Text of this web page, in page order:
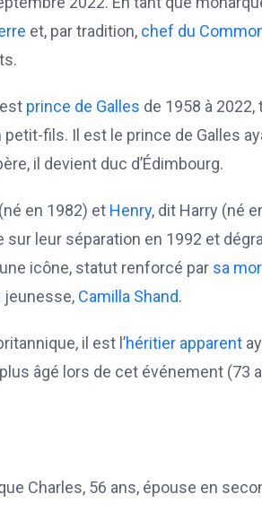
et, par tradition, chef du
prince de Galles de 1958 à 2022,
fils. Il est le prince de Galles
il devient duc d’Édimbourg.
(né en 1982) et Henry, dit Harry (né
leur séparation en 1992 et
icône, statut renforcé par sa
jeunesse, Camilla Shand.
il est l’héritier apparent
âgé lors de cet événement (73
Charles, 56 ans, épouse en